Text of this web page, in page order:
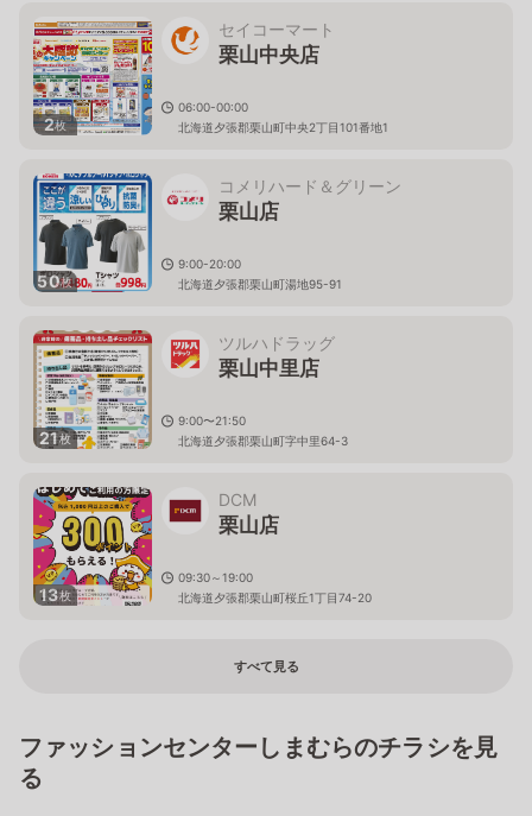
2枚
セイコーマート
栗山中央店
06:00-00:00
北海道夕張郡栗山町中央2丁目101番地1
50枚
コメリハード＆グリーン
栗山店
9:00-20:00
北海道夕張郡栗山町湯地95-91
21枚
ツルハドラッグ
栗山中里店
9:00〜21:50
北海道夕張郡栗山町字中里64-3
13枚
DCM
栗山店
09:30～19:00
北海道夕張郡栗山町桜丘1丁目74-20
すべて見る
ファッションセンターしまむらのチラシを見
る